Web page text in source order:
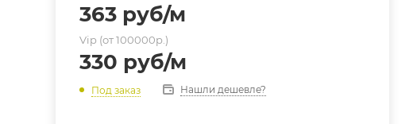
363 руб/м
Vip (от 100000р.)
330 руб/м
Под заказ Нашли дешевле?